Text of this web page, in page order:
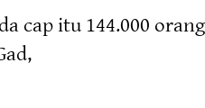
itu 144.000